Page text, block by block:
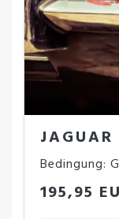
JAGUAR
Bedingung:
195,95